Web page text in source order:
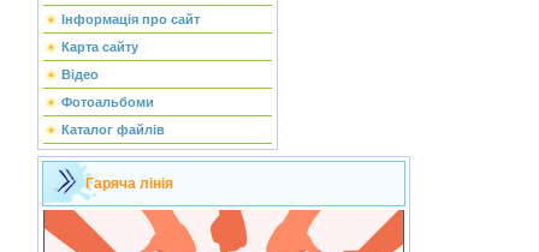
Інформація про сайт
Карта сайту
Відео
Фотоальбоми
Каталог файлів
Гаряча лінія